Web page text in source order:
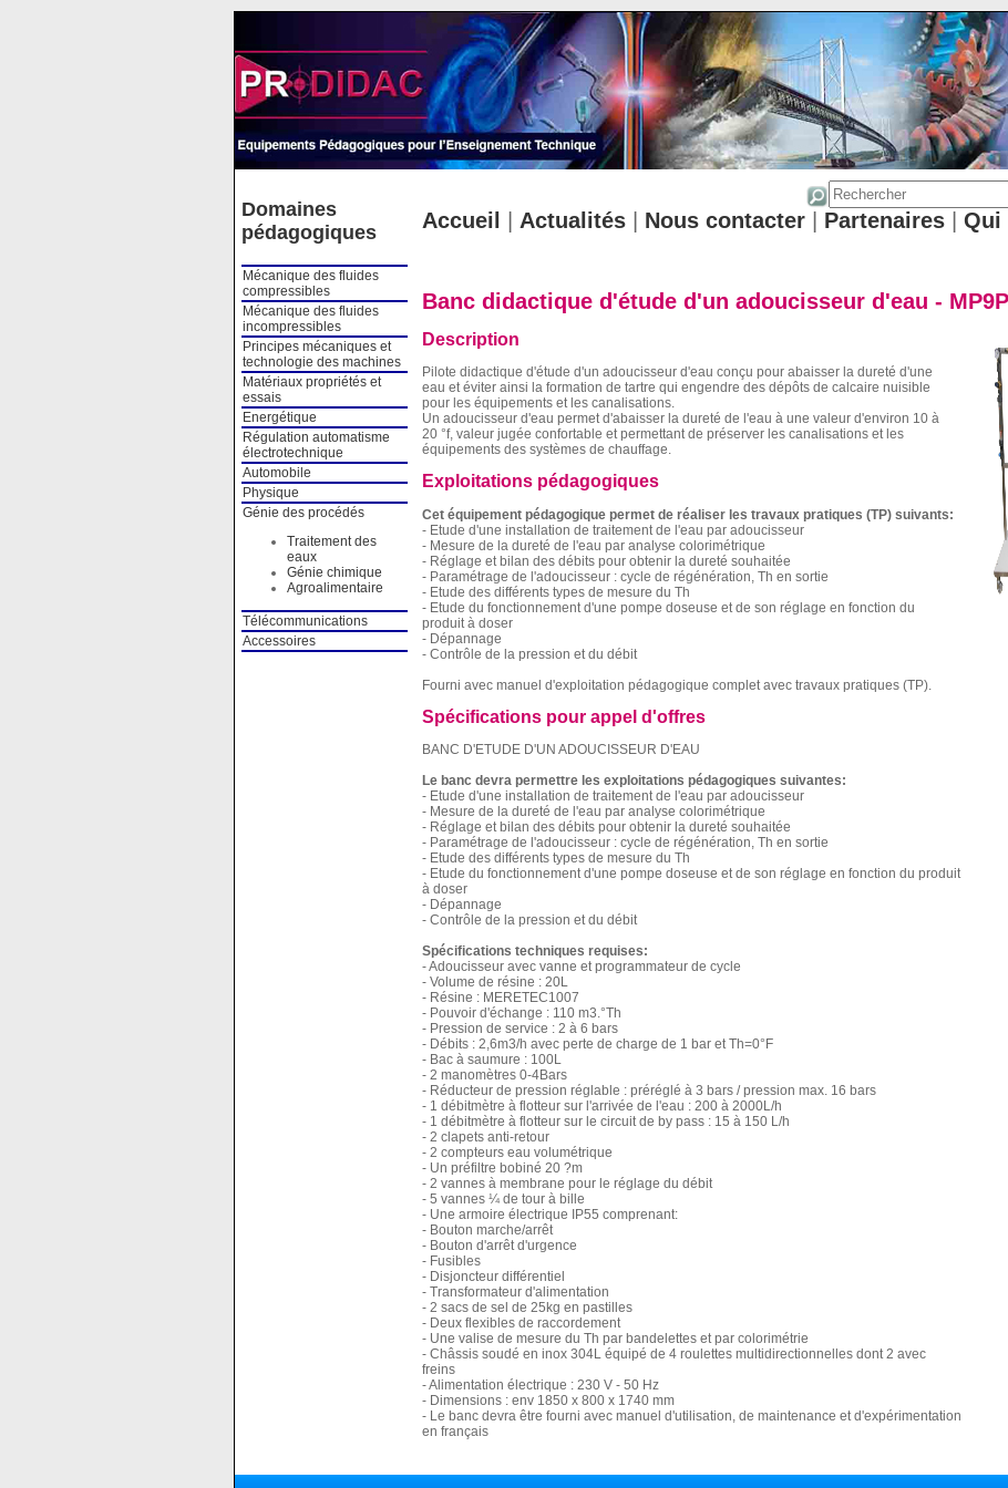
Domaines
pédagogiques
Mécanique des fluides
compressibles
Mécanique des fluides
incompressibles
Principes mécaniques et
technologie des machines
Matériaux propriétés et
essais
Energétique
Régulation automatisme
électrotechnique
Automobile
Physique
Génie des procédés
Traitement des
eaux
Génie chimique
Agroalimentaire
Télécommunications
Accessoires
Accueil Actualités| Nous contacter| Partenaires| Qui
Banc didactique d'étude d'un adoucisseur d'eau - MP9P
Description
Pilote didactique d'étude d'un adoucisseur d'eau conçu pour abaisser la dureté d'une
eau et éviter ainsi la formation de tartre qui engendre des dépôts de calcaire nuisible
pour les équipements et les canalisations.
Un adoucisseur d'eau permet d'abaisser la dureté de l'eau à une valeur d'environ 10 à
20 °f, valeur jugée confortable et permettant de préserver les canalisations et les
équipements des systèmes de chauffage.
Exploitations pédagogiques
Cet équipement pédagogique permet de réaliser les travaux pratiques (TP) suivants:
- Etude d'une installation de traitement de l'eau par adoucisseur
- Mesure de la dureté de l'eau par analyse colorimétrique
- Réglage et bilan des débits pour obtenir la dureté souhaitée
- Paramétrage de l'adoucisseur : cycle de régénération, Th en sortie
- Etude des différents types de mesure du Th
- Etude du fonctionnement d'une pompe doseuse et de son réglage en fonction du
produit à doser
- Dépannage
- Contrôle de la pression et du débit
Fourni avec manuel d'exploitation pédagogique complet avec travaux pratiques (TP).
Spécifications pour appel d'offres
BANC D'ETUDE D'UN ADOUCISSEUR D'EAU
Le banc devra permettre les exploitations pédagogiques suivantes:
- Etude d'une installation de traitement de l'eau par adoucisseur
- Mesure de la dureté de l'eau par analyse colorimétrique
- Réglage et bilan des débits pour obtenir la dureté souhaitée
- Paramétrage de l'adoucisseur : cycle de régénération, Th en sortie
- Etude des différents types de mesure du Th
- Etude du fonctionnement d'une pompe doseuse et de son réglage en fonction du produit
à doser
- Dépannage
- Contrôle de la pression et du débit
Spécifications techniques requises:
- Adoucisseur avec vanne et programmateur de cycle
- Volume de résine : 20L
- Résine : MERETEC1007
- Pouvoir d'échange : 110 m3.°Th
- Pression de service : 2 à 6 bars
- Débits : 2,6m3/h avec perte de charge de 1 bar et Th=0°F
- Bac à saumure : 100L
- 2 manomètres 0-4Bars
- Réducteur de pression réglable : préréglé à 3 bars / pression max. 16 bars
- 1 débitmètre à flotteur sur l'arrivée de l'eau : 200 à 2000L/h
- 1 débitmètre à flotteur sur le circuit de by pass : 15 à 150 L/h
- 2 clapets anti-retour
- 2 compteurs eau volumétrique
- Un préfiltre bobiné 20 ?m
- 2 vannes à membrane pour le réglage du débit
- 5 vannes ¼ de tour à bille
- Une armoire électrique IP55 comprenant:
- Bouton marche/arrêt
- Bouton d'arrêt d'urgence
- Fusibles
- Disjoncteur différentiel
- Transformateur d'alimentation
- 2 sacs de sel de 25kg en pastilles
- Deux flexibles de raccordement
- Une valise de mesure du Th par bandelettes et par colorimétrie
- Châssis soudé en inox 304L équipé de 4 roulettes multidirectionnelles dont 2 avec
freins
- Alimentation électrique : 230 V - 50 Hz
- Dimensions : env 1850 x 800 x 1740 mm
- Le banc devra être fourni avec manuel d'utilisation, de maintenance et d'expérimentation
en français